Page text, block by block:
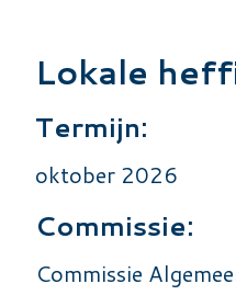
Lokale
Termijn:
oktober 2026
Commissie:
Commissie